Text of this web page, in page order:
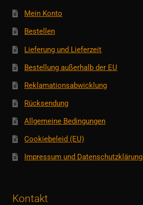
Mein Konto
Bestellen
Lieferung und Lieferzeit
Bestellung außerhalb der EU
Reklamationsabwicklung
Rücksendung
Allgemeine Bedingungen
Cookiebeleid (EU)
Impressum und Datenschutzklärung
Kontakt